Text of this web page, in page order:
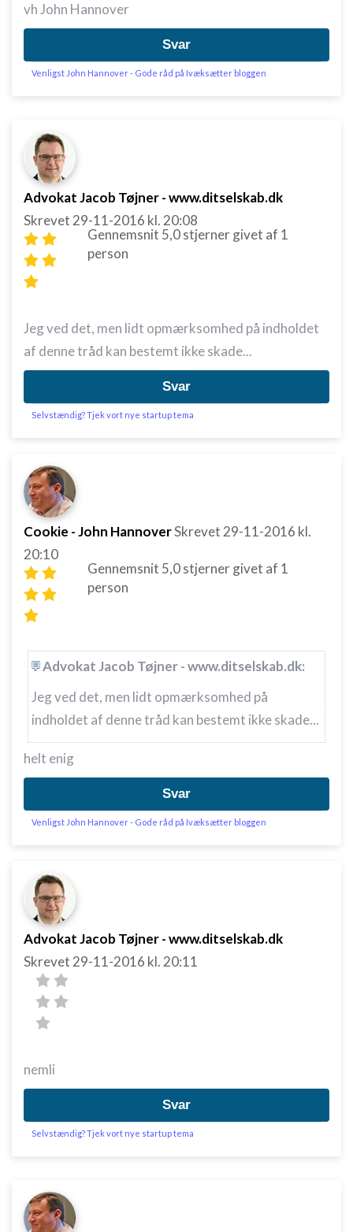
vh John Hannover
Svar
Venligst John Hannover - Gode råd på Ivæksætter bloggen
Advokat Jacob Tøjner - www.ditselskab.dk
Skrevet 29-11-2016 kl. 20:08
Gennemsnit 5,0stjerner givet af 1
person
Jeg ved det, men lidt opmærksomhed på indholdet
af denne tråd kan bestemt ikke skade...
Svar
Selvstændig? Tjek vort nye startup tema
Cookie - John HannoverSkrevet 29-11-2016 kl.
20:10
Gennemsnit 5,0stjerner givet af 1
person
Advokat Jacob Tøjner - www.ditselskab.dk:
Jeg ved det, men lidt opmærksomhed på
indholdet af denne tråd kan bestemt ikke skade...
helt enig
Svar
Venligst John Hannover - Gode råd på Ivæksætter bloggen
Advokat Jacob Tøjner - www.ditselskab.dk
Skrevet 29-11-2016 kl. 20:11
nemli
Svar
Selvstændig? Tjek vort nye startup tema